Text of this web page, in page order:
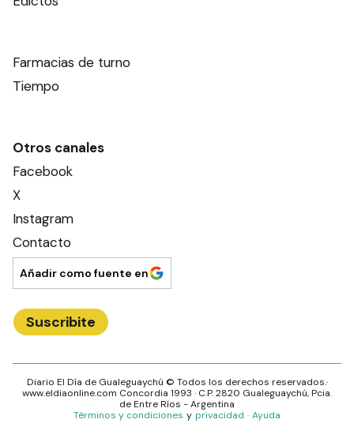
Farmacias de turno
Tiempo
Otros canales
Facebook
X
Instagram
Contacto
Añadir como fuente en
Suscribite
Diario El Día de Gualeguaychú © Todos los derechos reservados.·
www.eldiaonline.com Concordia 1993 · C.P.2820 Gualeguaychú, Pcia.
deEntre Ríos - Argentina
Términos y condiciones y privacidad · Ayuda